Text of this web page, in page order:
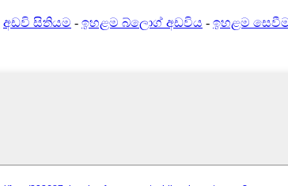
අඩවි සිතියම - ඉහළම බ්ලොග් අඩවිය - ඉහළම